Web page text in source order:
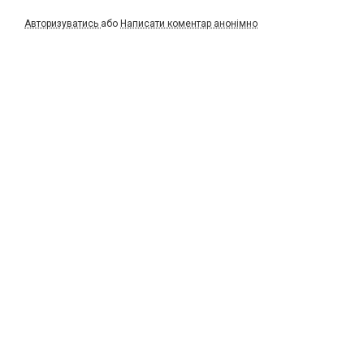
Авторизуватись або Написати коментар анонімно